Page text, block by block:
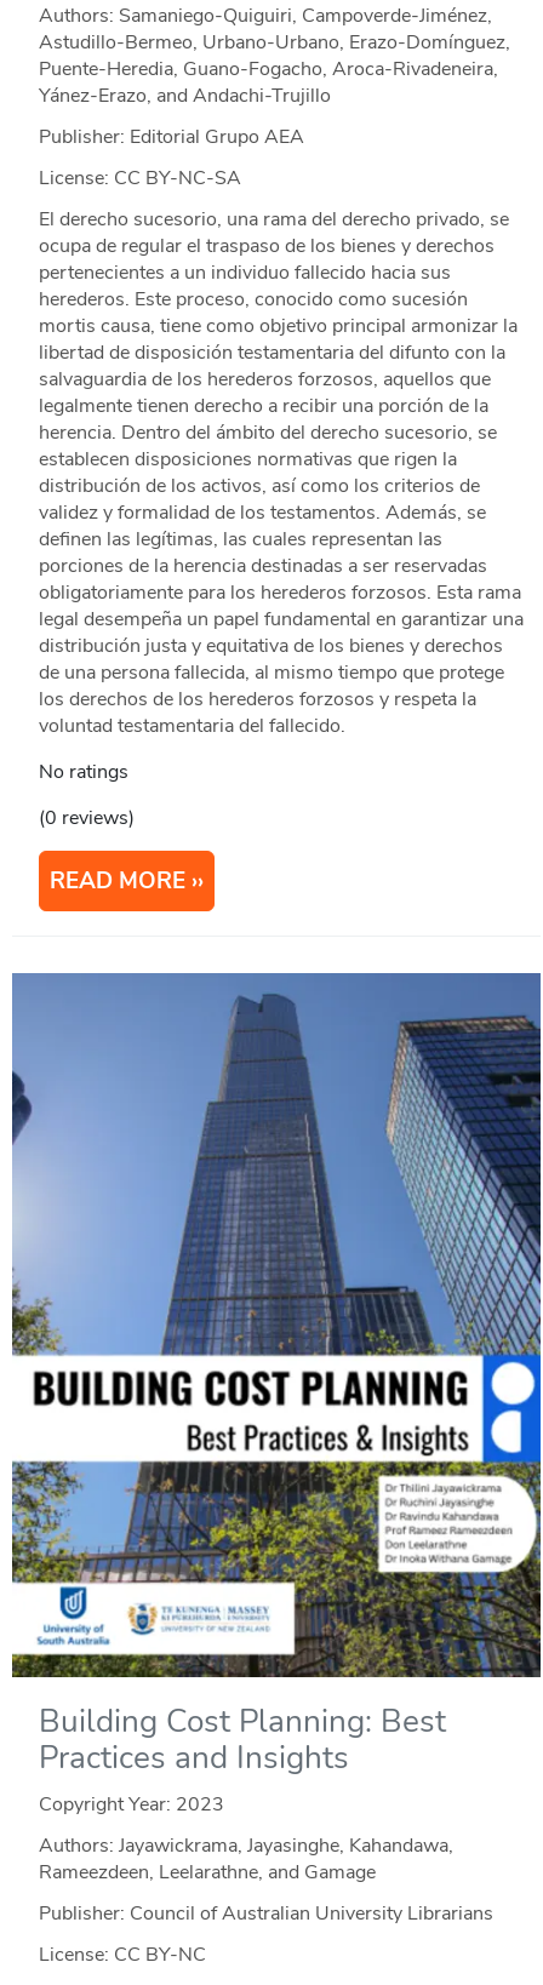
Authors: Samaniego-Quiguiri, Campoverde-Jiménez,
Astudillo-Bermeo, Urbano-Urbano, Erazo-Domínguez,
Puente-Heredia, Guano-Fogacho, Aroca-Rivadeneira,
Yánez-Erazo, and Andachi-Trujillo
Publisher: Editorial Grupo AEA
License: CC BY-NC-SA
El derecho sucesorio, una rama del derecho privado, se
ocupa de regular el traspaso de los bienes y derechos
pertenecientes a un individuo fallecido hacia sus
herederos. Este proceso, conocido como sucesión
mortis causa, tiene como objetivo principal armonizar la
libertad de disposición testamentaria del difunto con la
salvaguardia de los herederos forzosos, aquellos que
legalmente tienen derecho a recibir una porción de la
herencia. Dentro del ámbito del derecho sucesorio, se
establecen disposiciones normativas que rigen la
distribución de los activos, así como los criterios de
validez y formalidad de los testamentos. Además, se
definen las legítimas, las cuales representan las
porciones de la herencia destinadas a ser reservadas
obligatoriamente para los herederos forzosos. Esta rama
legal desempeña un papel fundamental en garantizar una
distribución justa y equitativa de los bienes y derechos
de una persona fallecida, al mismo tiempo que protege
los derechos de los herederos forzosos y respeta la
voluntad testamentaria del fallecido.
No ratings
(0 reviews)
READ MORE
Building Cost Planning: Best
Practices and Insights
Copyright Year: 2023
Authors: Jayawickrama, Jayasinghe, Kahandawa,
Rameezdeen, Leelarathne, and Gamage
Publisher: Council of Australian University Librarians
License: CC BY-NC